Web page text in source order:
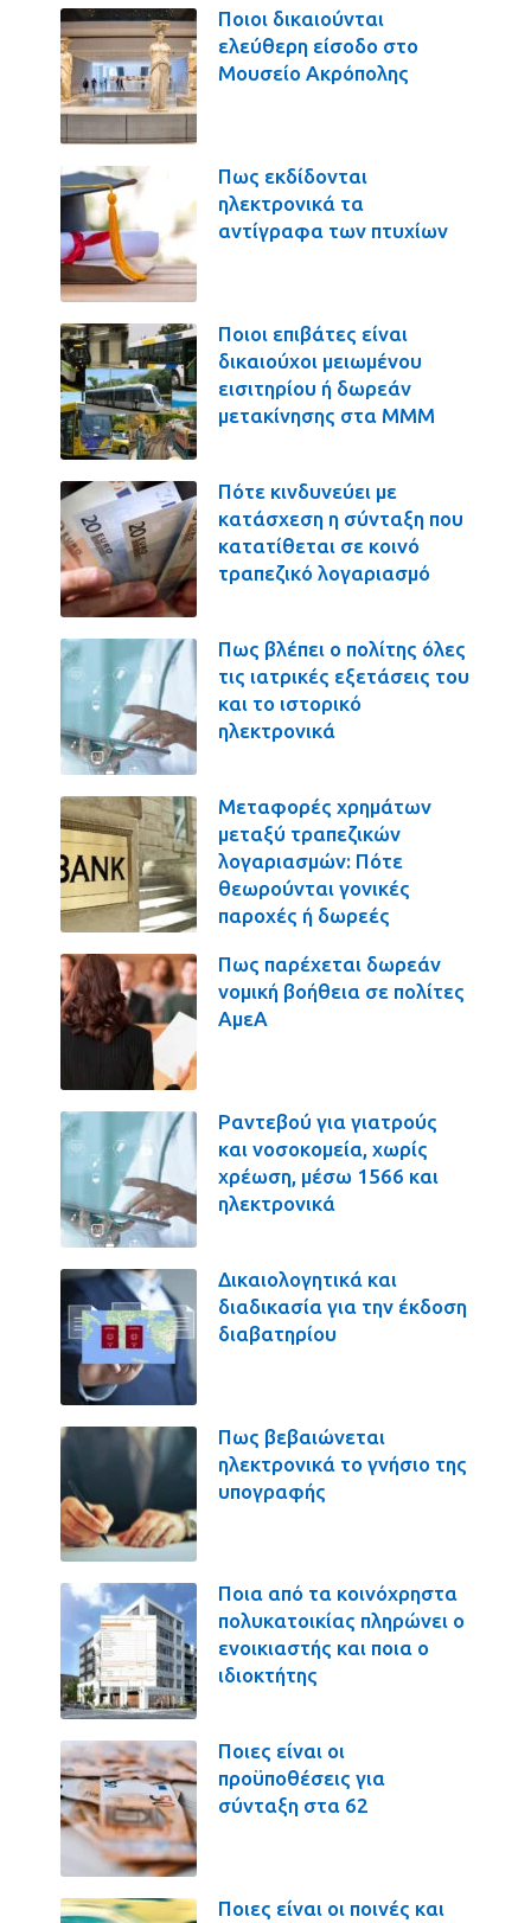
Ποιοι δικαιούνται
ελεύθερη είσοδο στο
Μουσείο Ακρόπολης
Πως εκδίδονται
ηλεκτρονικά τα
αντίγραφα των πτυχίων
Ποιοι επιβάτες είναι
δικαιούχοι μειωμένου
εισιτηρίου ή δωρεάν
μετακίνησης στα ΜΜΜ
Πότε κινδυνεύει με
κατάσχεση η σύνταξη που
κατατίθεται σε κοινό
τραπεζικό λογαριασμό
Πως βλέπει ο πολίτης όλες
τις ιατρικές εξετάσεις του
και το ιστορικό
ηλεκτρονικά
Μεταφορές χρημάτων
μεταξύ τραπεζικών
λογαριασμών: Πότε
θεωρούνται γονικές
παροχές ή δωρεές
Πως παρέχεται δωρεάν
νομική βοήθεια σε πολίτες
ΑμεΑ
Ραντεβού για γιατρούς
και νοσοκομεία, χωρίς
χρέωση, μέσω 1566 και
ηλεκτρονικά
Δικαιολογητικά και
διαδικασία για την έκδοση
διαβατηρίου
Πως βεβαιώνεται
ηλεκτρονικά το γνήσιο της
υπογραφής
Ποια από τα κοινόχρηστα
πολυκατοικίας πληρώνει ο
ενοικιαστής και ποια ο
ιδιοκτήτης
Ποιες είναι οι
προϋποθέσεις για
σύνταξη στα 62
Ποιες είναι οι ποινές και